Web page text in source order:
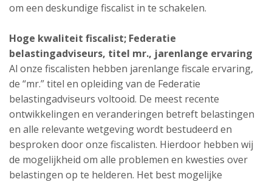
om een deskundige fiscalist in te schakelen.
Hoge kwaliteit fiscalist; Federatie
belastingadviseurs, titel mr., jarenlange ervaring
Al onze fiscalisten hebben jarenlange fiscale ervaring,
de “mr.” titel en opleiding van de Federatie
belastingadviseurs voltooid. De meest recente
ontwikkelingen en veranderingen betreft belastingen
en alle relevante wetgeving wordt bestudeerd en
besproken door onze fiscalisten. Hierdoor hebben wij
de mogelijkheid om alle problemen en kwesties over
belastingen op te helderen. Het best mogelijke